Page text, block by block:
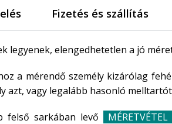
Fizetés és szállítás
legyenek, elengedhetetlen a jó
a mérendő személy kizárólag
azt, vagy legalább hasonló
felső sarkában levő MÉRETVÉTEL